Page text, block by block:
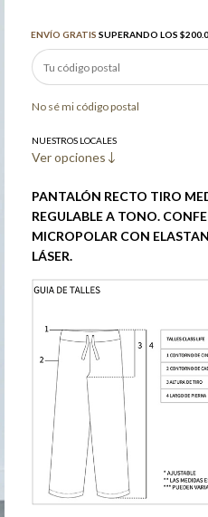
ENVÍO GRATIS SUPERANDO LOS
No sé mi código postal
NUESTROS LOCALES
Ver opciones
PANTALÓN RECTO TIRO
REGULABLE A TONO.
MICROPOLAR CON
LÁSER.